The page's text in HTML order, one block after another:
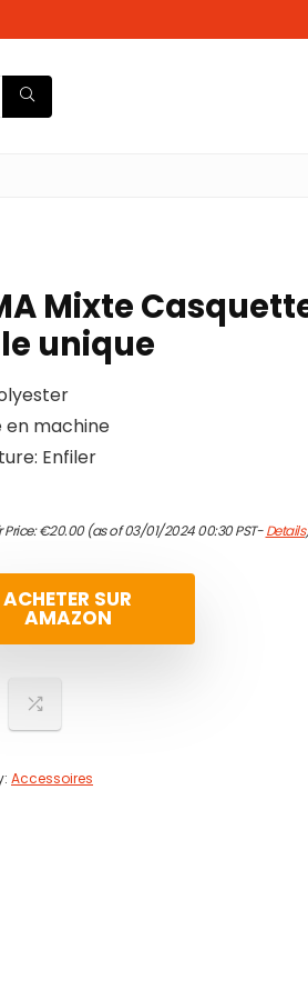
Mixte
unique
en machine
Enfiler
Price:€20.00(as of 03/01/2024 00:30 PST-Details
ACHETER SUR
AMAZON
Accessoires